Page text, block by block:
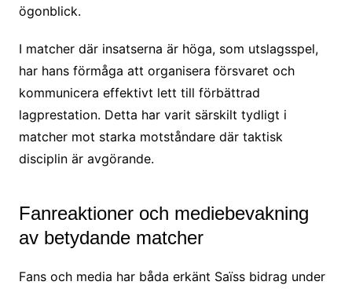
ögonblick.
I matcher där insatserna är höga, som utslagsspel,
har hans förmåga att organisera försvaret och
kommunicera effektivt lett till förbättrad
lagprestation. Detta har varit särskilt tydligt i
matcher mot starka motståndare där taktisk
disciplin är avgörande.
Fanreaktioner och mediebevakning
av betydande matcher
Fans och media har båda erkänt Saïss bidrag under